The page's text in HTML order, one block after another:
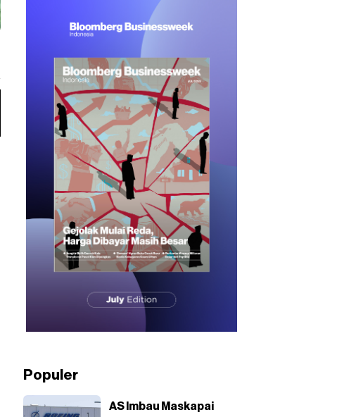
Populer
AS Imbau Maskapai